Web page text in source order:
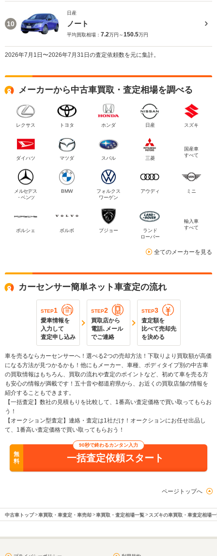
10
日産
ノート
平均買取相場： 7.2万円～150.5万円
2026年7月1日〜2026年7月31日の査定依頼数を元に集計。
メーカーから中古車買取・査定相場を調べる
レクサス トヨタ ホンダ 日産 スズキ
ダイハツ マツダ スバル 三菱
国産車
すべて
メルセデス
・ベンツ
BMW
フォルクス
ワーゲン
アウディ ミニ
ポルシェ ボルボ プジョー
ランド
ローバー
輸入車
すべて
全てのメーカーを見る
カーセンサー簡単ネット車査定の流れ
STEP1
愛車情報を
入力して
査定申し込み
STEP2
買取店から
電話､メール
でご連絡
STEP3
査定額を
比べて売却先
を決める
車を売るならカーセンサーへ！選べる2つの売却方法！下取りより買取額が高価
になる方法が見つかるかも！他にもメーカー、車種、ボディタイプ別の中古車
の買取情報はもちろん、買取の流れや査定のポイントなど、初めて車を売る方
も安心の情報が満載です！五十音や都道府県から、お近くの買取店舗の情報を
紹介することもできます。
【一括査定】数社の見積もりを比較して、1番高い査定価格で買い取ってもらお
う！
【オークション型査定】連絡・査定は1社だけ！オークションにお任せ出品し
て、1番高い査定価格で買い取ってもらおう！
無
料
90秒で終わるカンタン入力
一括査定依頼スタート
ページトップへ
中古車トップ 車買取・車査定・車売却 車買取・査定相場一覧 スズキの車買取・車査定相場